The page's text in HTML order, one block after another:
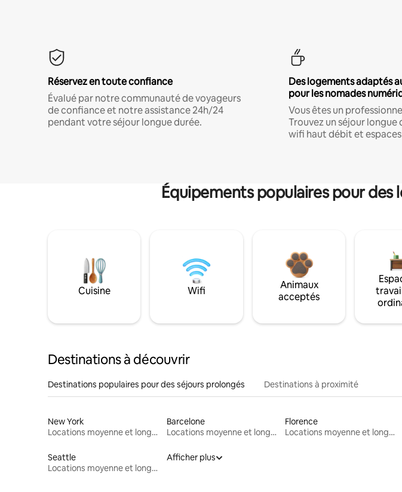
Réservez en toute confiance
Évalué par notre communauté de voyageurs
de confiance et notre assistance 24h/24
pendant votre séjour longue durée.
Des logements adaptés
pour les nomades
Vous êtes un
Trouvez un séjour longue
wifi haut débit et
Équipements populaires pour
Cuisine Wifi
Animaux
acceptés
Destinations à découvrir
Destinations populaires pour des séjours prolongés Destinations à proximité
New York
Locations moyenne et longue durée
Barcelone
Locations moyenne et longue durée
Florence
Locations moyenne et longue durée
Seattle
Locations moyenne et longue durée
Afficher plus